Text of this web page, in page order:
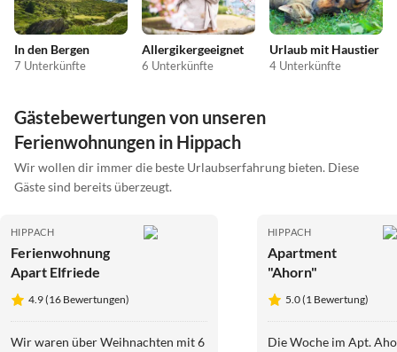
In den Bergen
7 Unterkünfte
Allergikergeeignet
6 Unterkünfte
Urlaub mit Haustier
4 Unterkünfte
Gästebewertungen von unseren
Ferienwohnungen in Hippach
Wir wollen dir immer die beste Urlaubserfahrung bieten. Diese
Gäste sind bereits überzeugt.
HIPPACH
Ferienwohnung
Apart Elfriede
4.9 (16 Bewertungen)
Wir waren über Weihnachten mit 6
HIPPACH
Apartment
"Ahorn"
5.0 (1 Bewertung)
Die Woche im Apt.